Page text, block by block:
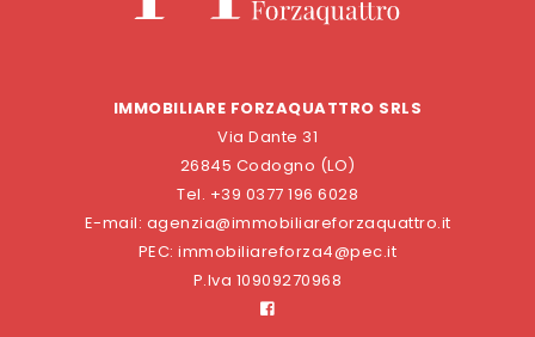
IMMOBILIARE FORZAQUATTRO SRLS
Via Dante 31
26845 Codogno (LO)
Tel. +39 0377 196 6028
E-mail: agenzia@immobiliareforzaquattro.it
PEC: immobiliareforza4@pec.it
P.Iva 10909270968